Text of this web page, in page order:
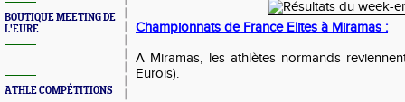
BOUTIQUE MEETING DE
L'EURE
--
ATHLE COMPÉTITIONS
Championnats de France Elites à Miramas :
A Miramas, les athlètes normands
Eurois).